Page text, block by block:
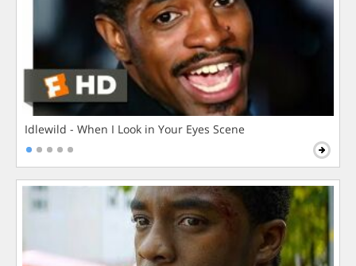
Idlewild - When I Look in Your Eyes Scene